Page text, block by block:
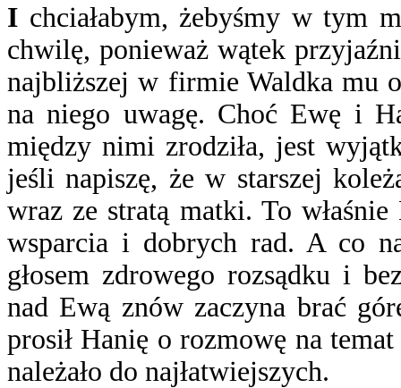
I chciałabym, żebyśmy w tym
chwilę, ponieważ wątek
najbliższej w firmie Waldka mu
na niego uwagę. Choć Ewę i
między nimi zrodziła, jest
jeśli napiszę, że w starszej
wraz ze stratą matki. To
wsparcia i dobrych rad. A co
głosem zdrowego rozsądku i
nad Ewą znów zaczyna brać
prosił Hanię o rozmowę na
należało do najłatwiejszych.